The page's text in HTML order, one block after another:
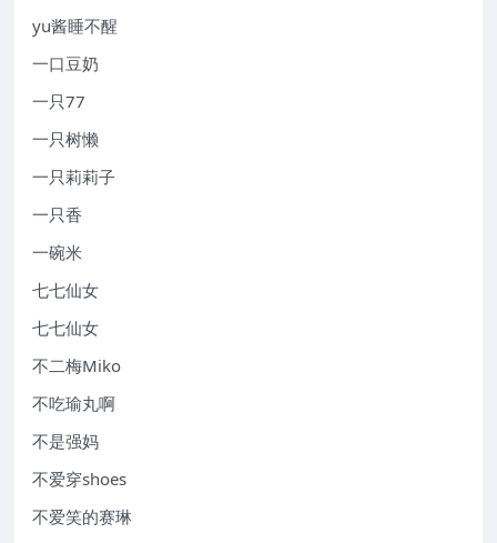
yu酱睡不醒
一口豆奶
一只77
一只树懒
一只莉莉子
一只香
一碗米
七七仙女
七七仙女
不二梅Miko
不吃瑜丸啊
不是强妈
不爱穿shoes
不爱笑的赛琳